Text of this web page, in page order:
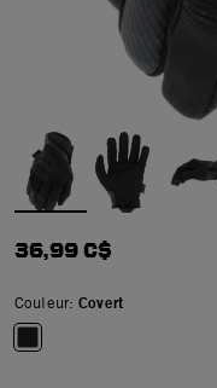
36,99 C$
Couleur:Covert